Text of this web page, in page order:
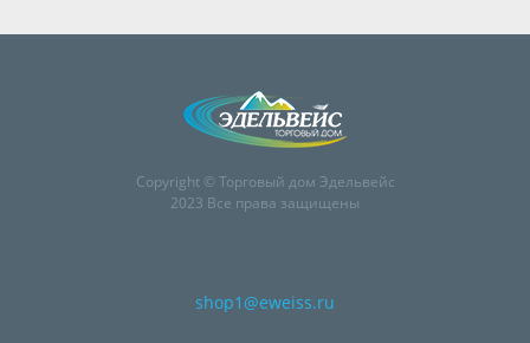
DIN 933
Copyright © Торговый дом Эдельвейс
2023 Все права защищены
shop1@eweiss.ru